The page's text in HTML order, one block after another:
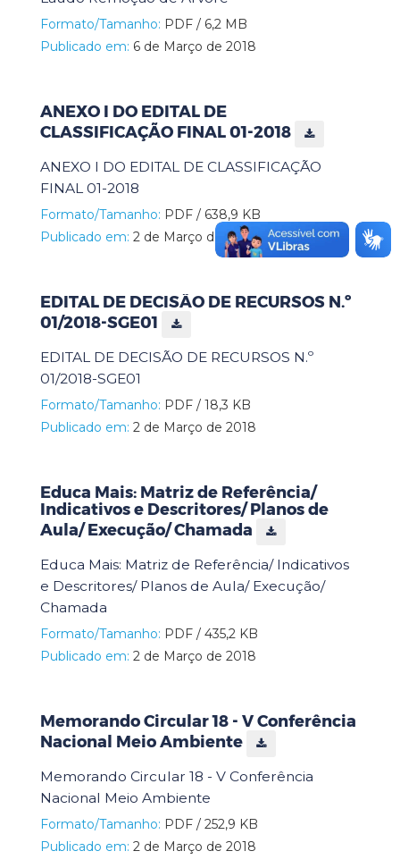
Formato/Tamanho: PDF / 6,2 MB
Publicado em: 6 de Março de 2018
ANEXO I DO EDITAL DE
CLASSIFICAÇÃO FINAL 01-2018
ANEXO I DO EDITAL DE CLASSIFICAÇÃO
FINAL 01-2018
Formato/Tamanho: PDF / 638,9 KB
Publicado em: 2 de Março de 2018
EDITAL DE DECISÃO DE RECURSOS N.º
01/2018-SGE01
EDITAL DE DECISÃO DE RECURSOS N.º
01/2018-SGE01
Formato/Tamanho: PDF / 18,3 KB
Publicado em: 2 de Março de 2018
Educa Mais: Matriz de Referência/
Indicativos e Descritores/ Planos de
Aula/ Execução/ Chamada
Educa Mais: Matriz de Referência/ Indicativos
e Descritores/ Planos de Aula/ Execução/
Chamada
Formato/Tamanho: PDF / 435,2 KB
Publicado em: 2 de Março de 2018
Memorando Circular 18 - V Conferência
Nacional Meio Ambiente
Memorando Circular 18 - V Conferência
Nacional Meio Ambiente
Formato/Tamanho: PDF / 252,9 KB
Publicado em: 2 de Março de 2018